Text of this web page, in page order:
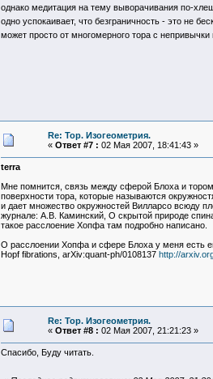
однако медитация на тему выворачивания по-
одно успокаивает, что безграничность - это не
может просто от многомерного тора с непривычки
Re: Тор. Изогеометрия.
« Ответ #7 : 02 Мая 2007, 18:41:43 »
terra
Мне помнится, связь между сферой Блоха и
поверхности тора, которые называются
и дает множество окружностей Вилларсо всюду
журнале: А.В. Каминский, О скрытой природе
такое расслоение Хопфа там подробно написано.
О расслоении Хопфа и сфере Блоха у меня есть
Hopf fibrations, arXiv:quant-ph/0108137 http://
Re: Тор. Изогеометрия.
« Ответ #8 : 02 Мая 2007, 21:21:23 »
Спасибо, Буду читать.